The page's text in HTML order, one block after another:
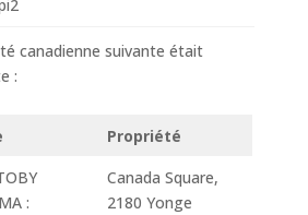
canadienne suivante était
:
Propriété
:
Canada Square,
2180 Yonge